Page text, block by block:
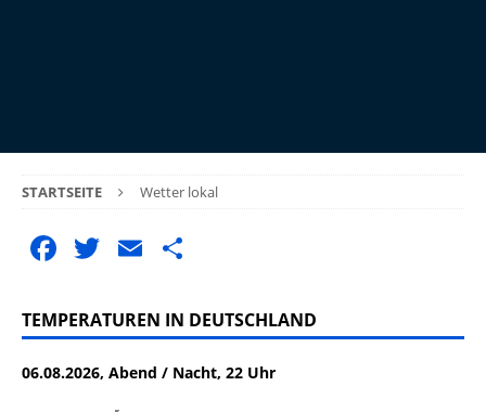
STARTSEITE Wetter lokal
F
c
e
b
T
it
te
r
E
ai
l
le
n
TEMPERATUREN IN DEUTSCHLAND
06.08.2026, Abend / Nacht, 22 Uhr